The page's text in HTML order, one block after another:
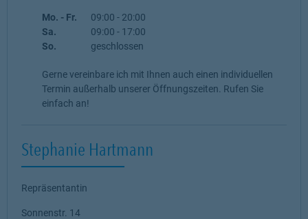
Wochentag Öffnungszeiten
Mo. - Fr. 09:00 - 20:00
Sa.
09:00 - 17:00
So.
geschlossen
Gerne vereinbare ich mit Ihnen auch einen individuellen
Termin außerhalb unserer Öffnungszeiten. Rufen Sie
einfach an!
Stephanie Hartmann
Repräsentantin
Sonnenstr. 14